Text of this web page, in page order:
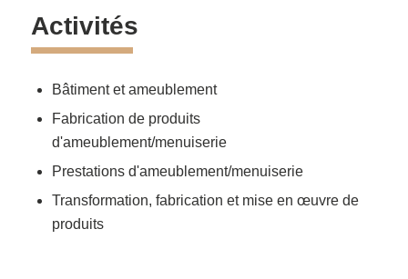
Activités
Bâtiment et ameublement
Fabrication de produits
d'ameublement/menuiserie
Prestations d'ameublement/menuiserie
Transformation, fabrication et mise en œuvre de
produits